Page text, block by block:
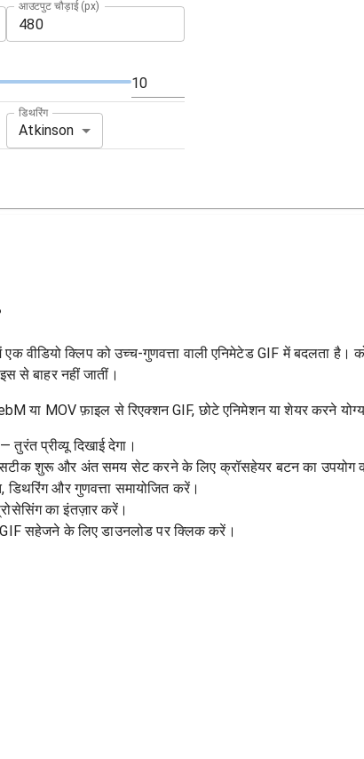
आउटपुट चौड़ाई (px)
डिथरिंग
Atkinson
वीडियो क्लिप को उच्च-गुणवत्ता वाली एनिमेटेड GIF में बदलता है।
से बाहर नहीं जातीं।
या MOV फ़ाइल से रिएक्शन GIF, छोटे एनिमेशन या शेयर करने
तुरंत प्रीव्यू दिखाई देगा।
सटीक शुरू और अंत समय सेट करने के लिए क्रॉसहेयर बटन का उपयोग
डिथरिंग और गुणवत्ता समायोजित करें।
का इंतज़ार करें।
GIF सहेजने के लिए डाउनलोड पर क्लिक करें।